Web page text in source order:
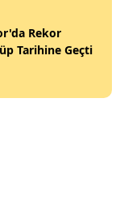
Rekor
Tarihine Geçti